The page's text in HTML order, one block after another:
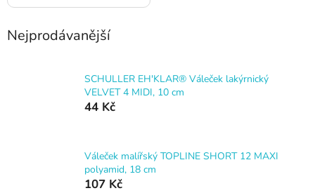
Nejprodávanější
SCHULLER EH'KLAR® Váleček lakýrnický
VELVET 4 MIDI, 10 cm
44 Kč
Váleček malířský TOPLINE SHORT 12 MAXI
polyamid, 18 cm
107 Kč